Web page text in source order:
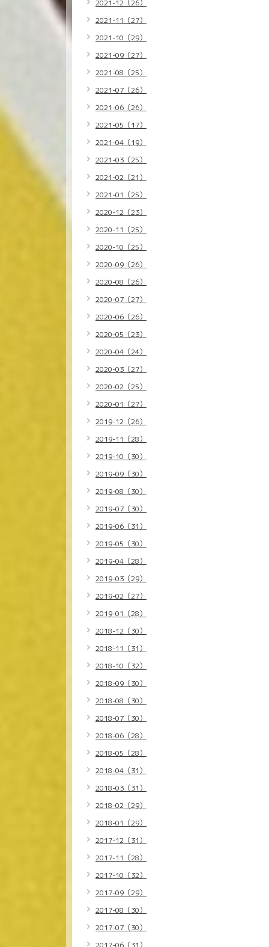
2021-12（26）
2021-11（27）
2021-10（29）
2021-09（27）
2021-08（25）
2021-07（26）
2021-06（26）
2021-05（17）
2021-04（19）
2021-03（25）
2021-02（21）
2021-01（25）
2020-12（23）
2020-11（25）
2020-10（25）
2020-09（26）
2020-08（26）
2020-07（27）
2020-06（26）
2020-05（23）
2020-04（24）
2020-03（27）
2020-02（25）
2020-01（27）
2019-12（26）
2019-11（28）
2019-10（30）
2019-09（30）
2019-08（30）
2019-07（30）
2019-06（31）
2019-05（30）
2019-04（28）
2019-03（29）
2019-02（27）
2019-01（28）
2018-12（30）
2018-11（31）
2018-10（32）
2018-09（30）
2018-08（30）
2018-07（30）
2018-06（28）
2018-05（28）
2018-04（31）
2018-03（31）
2018-02（29）
2018-01（29）
2017-12（31）
2017-11（28）
2017-10（32）
2017-09（29）
2017-08（30）
2017-07（30）
2017-06（31）